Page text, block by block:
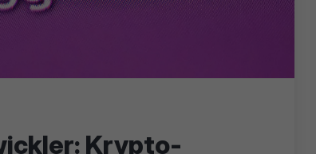
Krypto-